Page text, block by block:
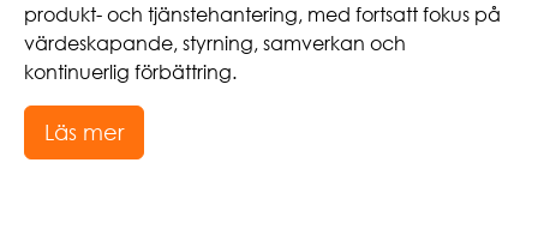
produkt- och tjänstehantering, med fortsatt fokus på
värdeskapande, styrning, samverkan och
kontinuerlig förbättring.
Läs mer